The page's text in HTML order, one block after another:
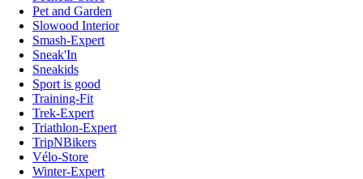
Pet and Garden
Slowood Interior
Smash-Expert
Sneak'In
Sneakids
Sport is good
Training-Fit
Trek-Expert
Triathlon-Expert
TripNBikers
Vélo-Store
Winter-Expert